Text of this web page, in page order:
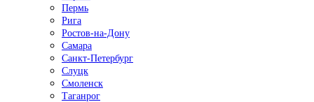
Пермь
Рига
Ростов-на-Дону
Самара
Санкт-Петербург
Слуцк
Смоленск
Таганрог